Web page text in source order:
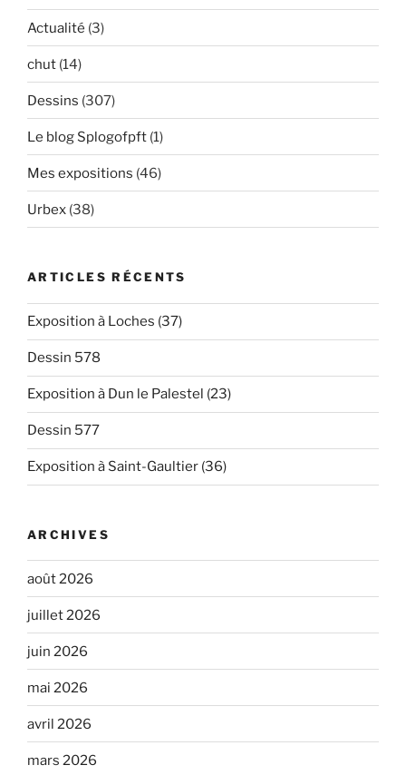
Actualité (3)
chut (14)
Dessins (307)
Le blog Splogofpft (1)
Mes expositions (46)
Urbex (38)
ARTICLES RÉCENTS
Exposition à Loches (37)
Dessin 578
Exposition à Dun le Palestel (23)
Dessin 577
Exposition à Saint-Gaultier (36)
ARCHIVES
août 2026
juillet 2026
juin 2026
mai 2026
avril 2026
mars 2026